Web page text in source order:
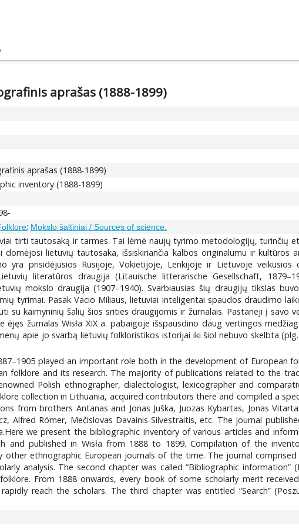
aprašas (1888-1899)
aprašas (1888-1899)
inventory (1888-1899)
; Mokslo šaltiniai / Sources of science.
tirti tautosaką ir tarmes. Tai lėmė naujų tyrimo metodologijų, turinčių
lietuvių tautosaka, išsiskiriančia kalbos originalumu ir kultūros
yra prisidėjusios Rusijoje, Vokietijoje, Lenkijoje ir Lietuvoje veikusios
literatūros draugija (Litauische litterarische Gesellschaft,
mokslo draugija (1907–1940). Svarbiausias šių draugijų tikslas
tyrimai. Pasak Vacio Miliaus, lietuviai inteligentai spaudos draudimo
su kaimyninių šalių šios srities draugijomis ir žurnalais. Pastarieji į savo
žurnalas Wisła XIX a. pabaigoje išspausdino daug vertingos
apie jo svarbą lietuvių folkloristikos istorijai iki šiol nebuvo skelbta
played an important role both in the development of European
folklore and its research. The majority of publications related to the
Polish ethnographer, dialectologist, lexicographer and
collection in Lithuania, acquired contributors there and compiled a
from brothers Antanas and Jonas Juška, Juozas Kybartas, Jonas
Alfred Römer, Mečislovas Davainis-Silvestraitis, etc. The journal
we present the bibliographic inventory of various articles and
and published in Wisła from 1888 to 1899. Compilation of the
ethnographic European journals of the time. The journal
analysis. The second chapter was called “Bibliographic information”
From 1888 onwards, every book of some scholarly merit
reach the scholars. The third chapter was entitled “Search”